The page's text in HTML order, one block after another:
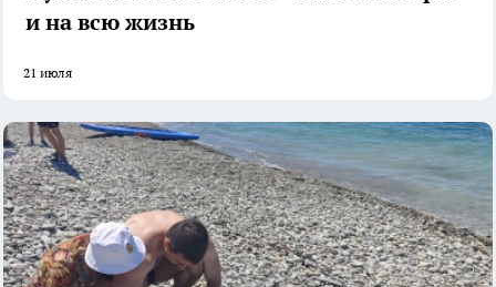
и на всю жизнь
21 июля